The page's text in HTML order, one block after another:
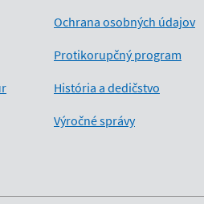
Ochrana osobných údajov
Protikorupčný program
História a dedičstvo
Výročné správy